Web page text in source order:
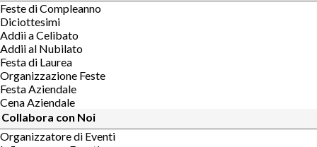
Feste di Compleanno
Diciottesimi
Addii a Celibato
Addii al Nubilato
Festa di Laurea
Organizzazione Feste
Festa Aziendale
Cena Aziendale
Collabora con Noi
Organizzatore di Eventi